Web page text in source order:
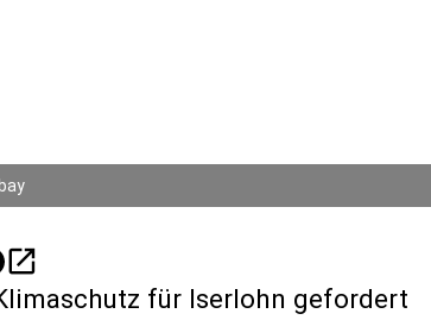
open_in_new
für Iserlohn gefordert